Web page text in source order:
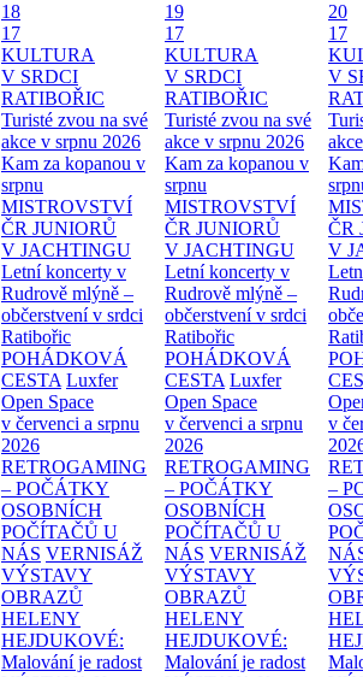
18
17
KULTURA
V SRDCI
RATIBOŘIC
Turisté zvou na své
akce v srpnu 2026
Kam za kopanou v
srpnu
MISTROVSTVÍ
ČR JUNIORŮ
V JACHTINGU
Letní koncerty v
Rudrově mlýně –
občerstvení v srdci
Ratibořic
POHÁDKOVÁ
CESTA Luxfer
Open Space
v červenci a srpnu
2026
RETROGAMING
– POČÁTKY
OSOBNÍCH
POČÍTAČŮ U
NÁS VERNISÁŽ
VÝSTAVY
OBRAZŮ
HELENY
HEJDUKOVÉ:
Malování je radost
19
17
KULTURA
V SRDCI
RATIBOŘIC
Turisté zvou na své
akce v srpnu 2026
Kam za kopanou v
srpnu
MISTROVSTVÍ
ČR JUNIORŮ
V JACHTINGU
Letní koncerty v
Rudrově mlýně –
občerstvení v srdci
Ratibořic
POHÁDKOVÁ
CESTA Luxfer
Open Space
v červenci a srpnu
2026
RETROGAMING
– POČÁTKY
OSOBNÍCH
POČÍTAČŮ U
NÁS VERNISÁŽ
VÝSTAVY
OBRAZŮ
HELENY
HEJDUKOVÉ:
Malování je radost
20
17
V
ČR
V
v
–